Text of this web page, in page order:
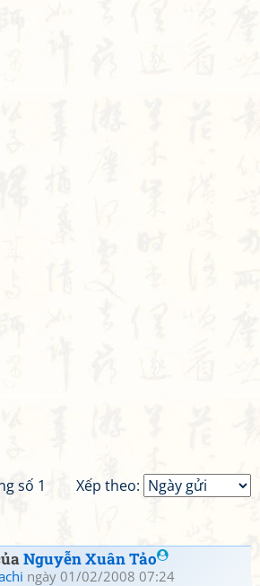
Xếp theo:
số 1
Nguyễn Xuân Tảo
ngày 01/02/2008 07:24